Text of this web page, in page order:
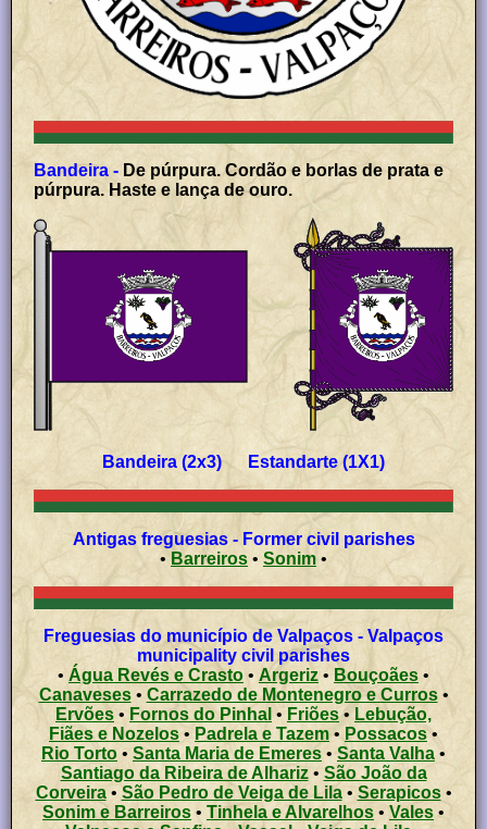
Bandeira - De púrpura. Cordão e borlas de prata e
púrpura. Haste e lança de ouro.
Bandeira (2x3) Estandarte (1X1)
Antigas freguesias - Former civil parishes
• Barreiros • Sonim •
Freguesias do município de Valpaços - Valpaços
municipality civil parishes
• Água Revés e Crasto • Argeriz • Bouçoães •
Canaveses• Carrazedo de Montenegro e Curros •
Ervões • Fornos do Pinhal • Friões•Lebução,
Fiães e Nozelos •Padrela e Tazem • Possacos•
Rio Torto • Santa Maria de Emeres • Santa Valha •
Santiago da Ribeira de Alhariz• São João da
Corveira• São Pedro de Veiga de Lila• Serapicos•
Sonim e Barreiros • Tinhela e Alvarelhos • Vales•